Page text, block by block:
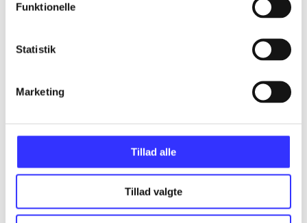
Funktionelle
Statistik
Marketing
Tillad alle
Tillad valgte
Minder om